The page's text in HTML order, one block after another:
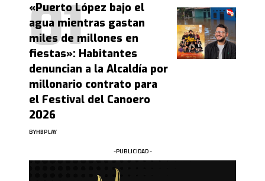
«Puerto López bajo el
agua mientras gastan
miles de millones en
fiestas»: Habitantes
denuncian a la Alcaldía por
millonario contrato para
el Festival del Canoero
2026
BYHBPLAY
-PUBLICIDAD -